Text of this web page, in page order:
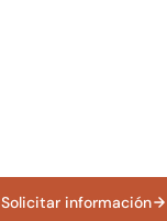
Solicitar información